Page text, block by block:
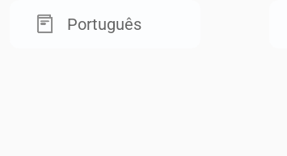
Português